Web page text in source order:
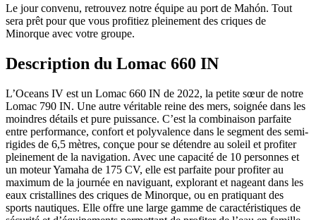
Le jour convenu, retrouvez notre équipe au port de Mahón. Tout
sera prêt pour que vous profitiez pleinement des criques de
Minorque avec votre groupe.
Description du Lomac 660 IN
L’Oceans IV est un Lomac 660 IN de 2022, la petite sœur de notre
Lomac 790 IN. Une autre véritable reine des mers, soignée dans les
moindres détails et pure puissance. C’est la combinaison parfaite
entre performance, confort et polyvalence dans le segment des semi-
rigides de 6,5 mètres, conçue pour se détendre au soleil et profiter
pleinement de la navigation. Avec une capacité de 10 personnes et
un moteur Yamaha de 175 CV, elle est parfaite pour profiter au
maximum de la journée en naviguant, explorant et nageant dans les
eaux cristallines des criques de Minorque, ou en pratiquant des
sports nautiques. Elle offre une large gamme de caractéristiques de